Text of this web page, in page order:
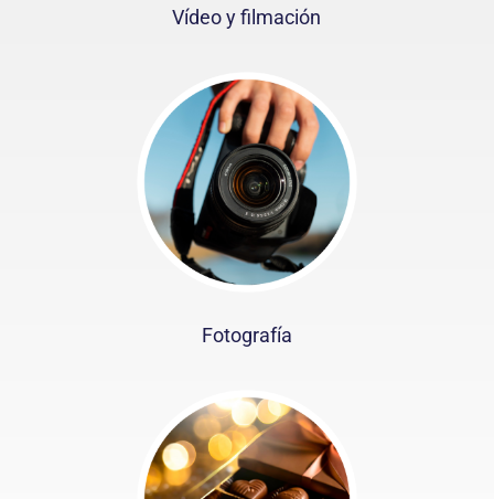
Vídeo y filmación
Fotografía